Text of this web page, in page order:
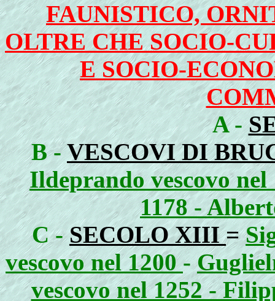
FAUNISTICO,
OLTRE CHE SOCIO-
E SOCIO-
A -
B -VESCOVI DI
Ildeprando vescovo
1178 -
C -SECOLO XIII=
vescovo nel 1200-
vescovo nel 1252 -